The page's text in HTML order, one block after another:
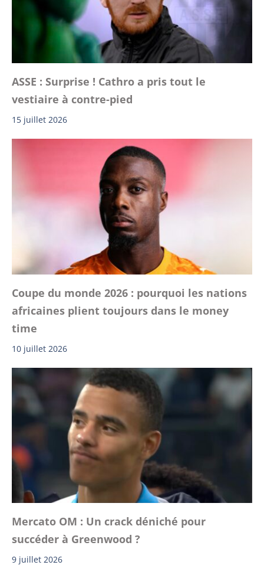
ASSE : Surprise ! Cathro a pris tout le
vestiaire à contre-pied
15 juillet 2026
Coupe du monde 2026 : pourquoi les nations
africaines plient toujours dans le money
time
10 juillet 2026
Mercato OM : Un crack déniché pour
succéder à Greenwood ?
9 juillet 2026